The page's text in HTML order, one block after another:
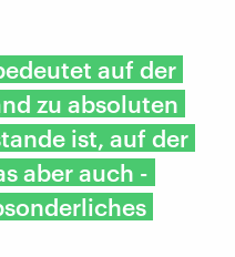
auf der
zu absoluten
ist, auf der
aber auch -